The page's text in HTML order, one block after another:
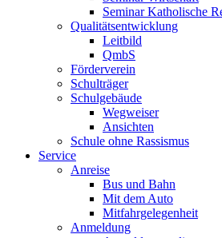
Seminar Katholische
Qualitätsentwicklung
Leitbild
QmbS
Förderverein
Schulträger
Schulgebäude
Wegweiser
Ansichten
Schule ohne Rassismus
Service
Anreise
Bus und Bahn
Mit dem Auto
Mitfahrgelegenheit
Anmeldung